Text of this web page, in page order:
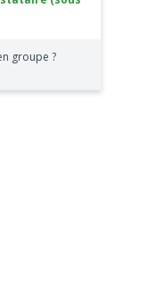
groupe ?